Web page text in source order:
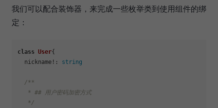
我们可以配合装饰器，来完成一些枚举类到使用组件的绑
定：
class User{
  nickname!:
string
/**
   * ## 用户密码加密方式
   */